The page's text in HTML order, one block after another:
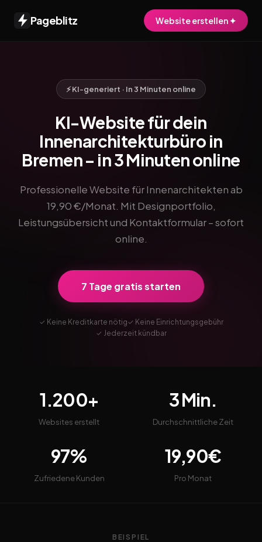
Pageblitz Website erstellen ✦
⚡ KI-generiert · In 3 Minuten online
KI-Website für dein
Innenarchitekturbüro in
Bremen – in 3 Minuten online
Professionelle Website für Innenarchitekten ab
19,90 €/Monat. Mit Designportfolio,
Leistungsübersicht und Kontaktformular – sofort
online.
7 Tage gratis starten
✓ Keine Kreditkarte nötig✓ Keine Einrichtungsgebühr
✓ Jederzeit kündbar
1.200+
Websites erstellt
3 Min.
Durchschnittliche Zeit
97%
Zufriedene Kunden
19,90€
Pro Monat
BEISPIEL